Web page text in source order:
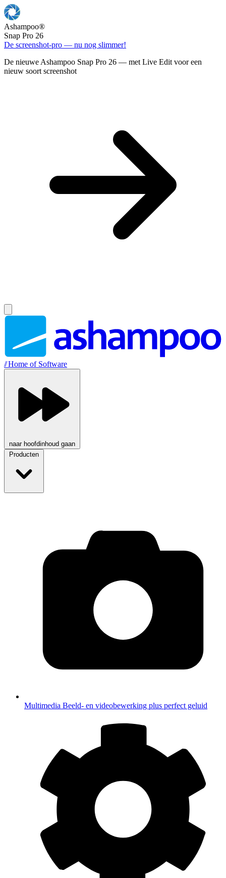
Ashampoo®
Snap Pro 26
De screenshot-pro — nu nog slimmer!
De nieuwe Ashampoo Snap Pro 26 — met Live Edit voor een
nieuw soort screenshot
//Home of Software
naar hoofdinhoud gaan
Producten
Multimedia Beeld- en videobewerking plus perfect geluid